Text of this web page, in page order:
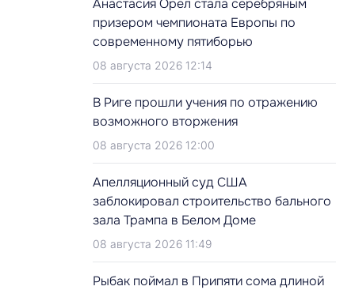
Анастасия Орел стала серебряным
призером чемпионата Европы по
современному пятиборью
08 августа 2026 12:14
В Риге прошли учения по отражению
возможного вторжения
08 августа 2026 12:00
Апелляционный суд США
заблокировал строительство бального
зала Трампа в Белом Доме
08 августа 2026 11:49
Рыбак поймал в Припяти сома длиной